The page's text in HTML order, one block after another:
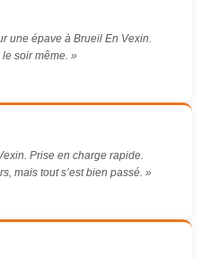
une épave à Brueil En Vexin.
soir même. »
Prise en charge rapide.
mais tout s’est bien passé. »